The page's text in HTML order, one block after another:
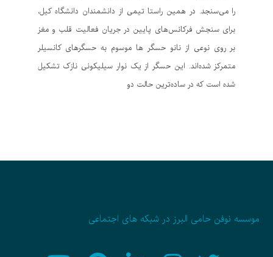
را می‌سنجد. در همین راستا تیمی از دانشمندان دانشگاه کیل،
برای سنجش فرکانس‌های پایین در جریان فعالیت قلب و مغز
بر روی نوعی از نانو حسگر ها موسوم به حسگرهای کانسیلر
متمرکز شده‌اند. این حسگر از یک نوار سیلیکونی نازک تشکیل
شده است که در ساده‌ترین حالت دو
موسسه نوفن حامی البرز در شبکه های اجتماعی